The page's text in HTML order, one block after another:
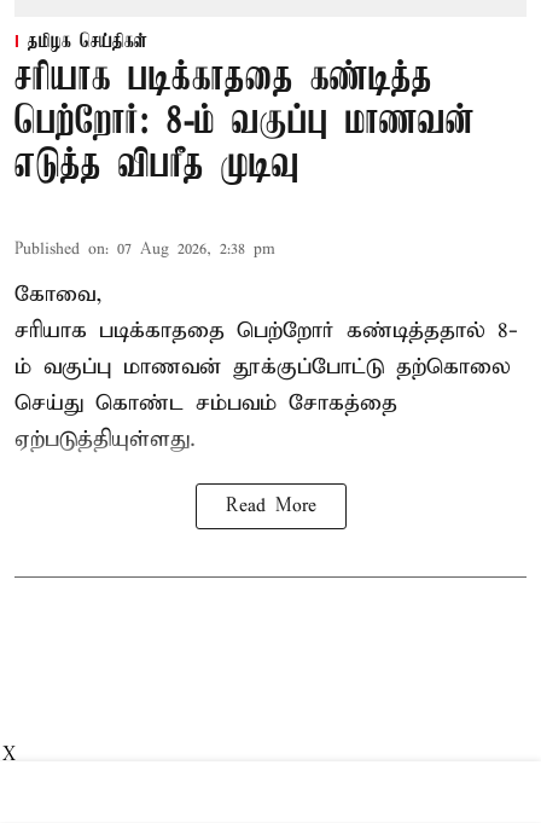
தமிழக செய்திகள்
சரியாக படிக்காததை கண்டித்த
பெற்றோர்: 8-ம் வகுப்பு மாணவன்
எடுத்த விபரீத முடிவு
Published on: 07 Aug 2026, 2:38 pm
கோவை,
சரியாக படிக்காததை பெற்றோர் கண்டித்ததால் 8-
ம் வகுப்பு மாணவன் தூக்குப்போட்டு தற்கொலை
செய்து கொண்ட சம்பவம் சோகத்தை
ஏற்படுத்தியுள்ளது.
Read More
X